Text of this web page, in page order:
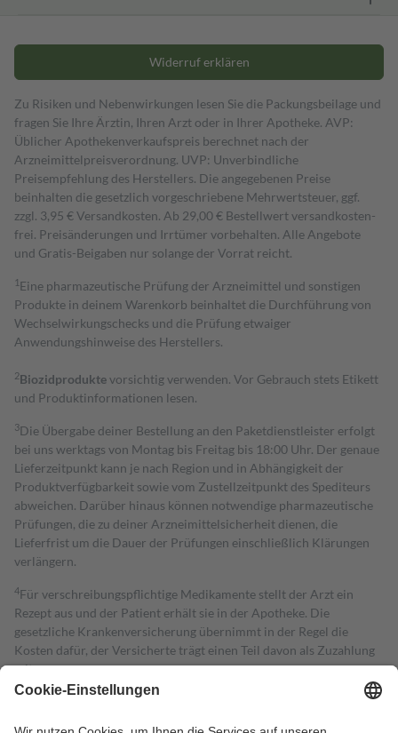
Widerruf erklären
Zu Risiken und Nebenwirkungen lesen Sie die Packungsbeilage und
fragen Sie Ihre Ärztin, Ihren Arzt oder in Ihrer Apotheke. AVP:
Üblicher Apothekenverkaufspreis berechnet nach der
Arzneimittelpreisverordnung. UVP: Unverbindliche
Preisempfehlung des Herstellers. Die angegebenen Preise
beinhalten die gesetzlich vorgeschriebene Mehrwertsteuer, ggf.
zzgl. 3,95 € Versandkosten. Ab 29,00 € Bestell­wert versand­kosten­
frei. Preisänderungen und Irrtümer vorbehalten. Alle Angebote
und Gratis-Beigaben nur solange der Vorrat reicht.
1 Eine pharmazeutische Prüfung der Arzneimittel und sonstigen
Produkte in deinem Warenkorb beinhaltet die Durchführung von
Wechselwirkungschecks und die Prüfung etwaiger
Anwendungshinweise des Herstellers.
2Biozidproduktevorsichtig verwenden. Vor Gebrauch stets Etikett
und Produktinformationen lesen.
3Die Übergabe deiner Bestellung an den Paketdienstleister erfolgt
bei uns werktags von Montag bis Freitag bis 18:00 Uhr. Der genaue
Lieferzeitpunkt kann je nach Region und in Abhängigkeit der
Produktverfügbarkeit sowie vom Zustellzeitpunkt des Spediteurs
abweichen. Darüber hinaus können notwendige pharmazeutische
Prüfungen, die zu deiner Arzneimittelsicherheit dienen, die
Lieferfrist um die Dauer der Prüfungen einschließlich Klärungen
verlängern.
4Für verschreibungspflichtige Medikamente stellt der Arzt ein
Rezept aus und der Patient erhält sie in der Apotheke. Die
gesetzliche Krankenversicherung übernimmt in der Regel die
Kosten dafür, der Versicherte trägt einen Teil davon als Zuzahlung
mit.
Grundsätzlich leisten Mitglieder Zuzahlungen in Höhe von zehn
höchstens zehn Euro.
Es sind jedoch nie mehr als die tatsächlichen